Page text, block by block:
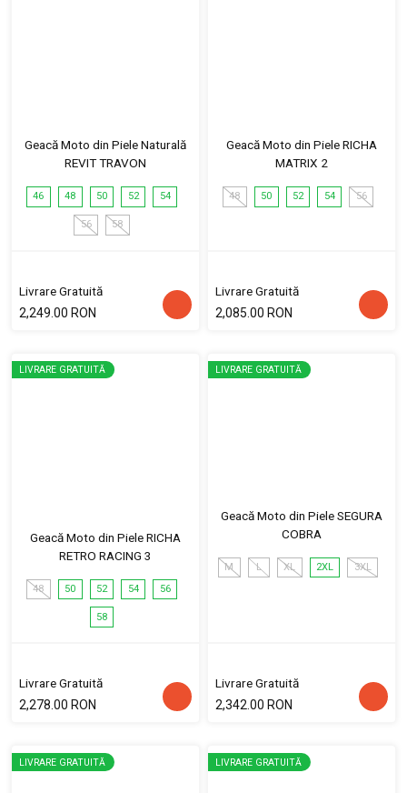
Geacă Moto din Piele Naturală
REVIT TRAVON
46 48 50 52 54
56 58
Livrare Gratuită
2,249.00 RON
Geacă Moto din Piele RICHA
MATRIX 2
48 50 52 54 56
Livrare Gratuită
2,085.00 RON
LIVRARE GRATUITĂ
Geacă Moto din Piele RICHA
RETRO RACING 3
48 50 52 54 56
58
Livrare Gratuită
2,278.00 RON
LIVRARE GRATUITĂ
Geacă Moto din Piele SEGURA
COBRA
M L XL 2XL 3XL
Livrare Gratuită
2,342.00 RON
LIVRARE GRATUITĂ LIVRARE GRATUITĂ